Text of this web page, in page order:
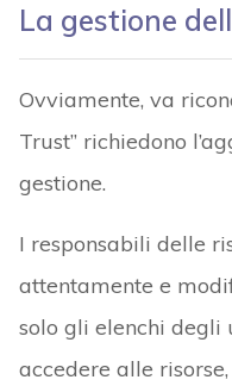
La gestione
Ovviamente, va
Trust” richiedono
gestione.
I responsabili delle
attentamente e
solo gli elenchi
accedere alle